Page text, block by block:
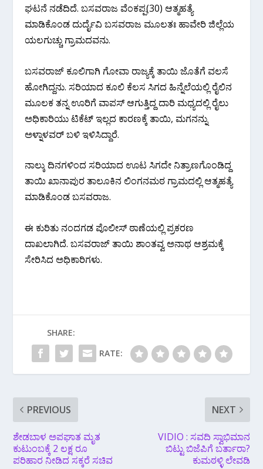
ಘಟನೆ ನಡೆದಿದೆ. ಬಸವರಾಜ ವೆಂಕಪ್ಪ(30) ಆತ್ಮಹತ್ಯೆ
ಮಾಡಿಕೊಂಡ ದುರ್ದೈವಿ ಬಸವರಾಜ ಮೂಲತಃ ಹಾವೇರಿ ಜಿಲ್ಲೆಯ
ಯಲಗುಚ್ಚು ಗ್ರಾಮದವನು.
ಬಸವರಾಜ್ ಕೂಲಿಗಾಗಿ ಗೋವಾ ರಾಜ್ಯಕ್ಕೆ ತಾಯಿ ಜೊತೆಗೆ ವಲಸೆ
ಹೋಗಿದ್ದನು. ಸರಿಯಾದ ಕೂಲಿ ಕೆಲಸ ಸಿಗದ ಹಿನ್ನೆಲೆಯಲ್ಲಿ ರೈಲಿನ
ಮೂಲಕ ತನ್ನ ಊರಿಗೆ ವಾಪಸ್ ಆಗುತ್ತಿದ್ದ ದಾರಿ ಮಧ್ಯದಲ್ಲಿ ರೈಲು
ಅಧಿಕಾರಿಯು ಟಿಕೆಟ್ ಇಲ್ಲದ ಕಾರಣಕ್ಕೆ ತಾಯಿ, ಮಗನನ್ನು
ಅಳ್ನಾಳವರ್ ಬಳಿ ಇಳಿಸಿದ್ದಾರೆ.
ನಾಲ್ಕು ದಿನಗಳಿಂದ ಸರಿಯಾದ ಊಟ ಸಿಗದೇ ನಿತ್ರಾಣಗೊಂಡಿದ್ದ
ತಾಯಿ ಖಾನಾಪುರ ತಾಲೂಕಿನ ಲಿಂಗನಮಠ ಗ್ರಾಮದಲ್ಲಿ ಆತ್ಮಹತ್ಯೆ
ಮಾಡಿಕೊಂಡ ಬಸವರಾಜ.
ಈ ಕುರಿತು ನಂದಗಡ ಪೊಲೀಸ್ ಠಾಣೆಯಲ್ಲಿ ಪ್ರಕರಣ
ದಾಖಲಾಗಿದೆ. ಬಸವರಾಜ್ ತಾಯಿ ಶಾಂತವ್ವ ಅನಾಥ ಆಶ್ರಮಕ್ಕೆ
ಸೇರಿಸಿದ ಅಧಿಕಾರಿಗಳು.
SHARE:
RATE:
PREVIOUS
ಶೇಡಬಾಳ ಅಪಘಾತ ಮೃತ
ಕುಟುಂಬಕ್ಕೆ 2 ಲಕ್ಷ ರೂ
ಪರಿಹಾರ ನೀಡಿದ ಸಕ್ಕರೆ ಸಚಿವ
NEXT
VIDIO : ಸವದಿ ಸ್ವಾಭಿಮಾನ
ಬಿಟ್ಟು ಬಿಜೆಪಿಗೆ ಬರ್ತಾರಾ?
ಕುಮಠಳ್ಳಿ ಲೇವಡಿ